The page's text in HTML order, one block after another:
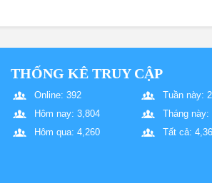
THỐNG KÊ TRUY CẬP
Online: 392
Hôm nay: 3,804
Hôm qua: 4,260
Tuần này:
Tháng này:
Tất cả: